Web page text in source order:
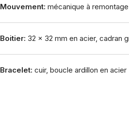
Mouvement: mécanique à
Boitier: 32 x 32 mm en acier, cadran
Bracelet: cuir, boucle ardillon en acier